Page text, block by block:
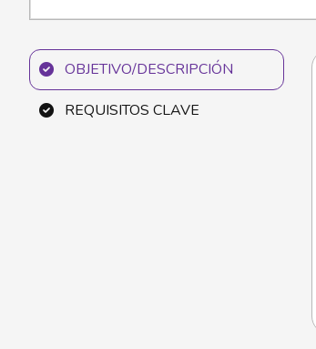
OBJETIVO/DESCRIPCIÓN
REQUISITOS CLAVE